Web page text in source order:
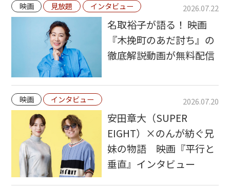
映画 見放題 インタビュー 2026.07.22
名取裕子が語る！ 映画
『木挽町のあだ討ち』の
徹底解説動画が無料配信
映画 インタビュー 2026.07.20
安田章大（SUPER
EIGHT）×のんが紡ぐ兄
妹の物語 映画『平行と
垂直』インタビュー